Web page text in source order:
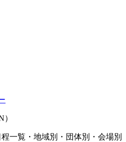
一覧・地域別・団体別・会場別